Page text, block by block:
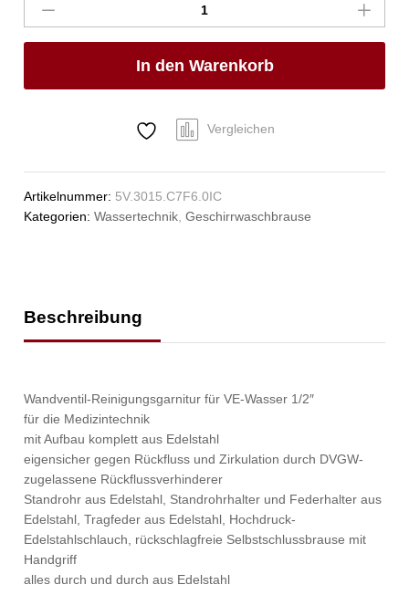
VE-
Wasser
Brausegarnitur
1/2"
In den Warenkorb
Vergleichen
Artikelnummer: 5V.3015.C7F6.0IC
Kategorien:Wassertechnik,Geschirrwaschbrause
Beschreibung
Wandventil-Reinigungsgarnitur für VE-Wasser 1/2″
für die Medizintechnik
mit Aufbau komplett aus Edelstahl
eigensicher gegen Rückfluss und Zirkulation durch DVGW-
zugelassene Rückflussverhinderer
Standrohr aus Edelstahl, Standrohrhalter und Federhalter aus
Edelstahl, Tragfeder aus Edelstahl, Hochdruck-
Edelstahlschlauch, rückschlagfreie Selbstschlussbrause mit
Handgriff
alles durch und durch aus Edelstahl